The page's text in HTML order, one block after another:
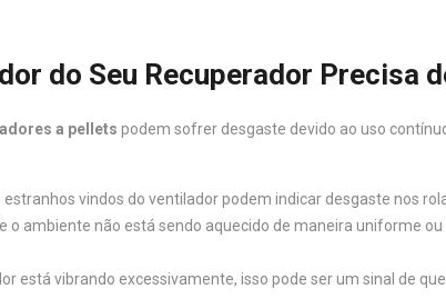
do Seu Recuperador Precisa
a pellets podem sofrer desgaste devido ao uso
estranhos vindos do ventilador podem indicar desgaste nos
o ambiente não está sendo aquecido de maneira uniforme
está vibrando excessivamente, isso pode ser um sinal de